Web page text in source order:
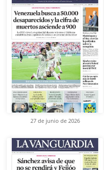
27 de junio de 2026